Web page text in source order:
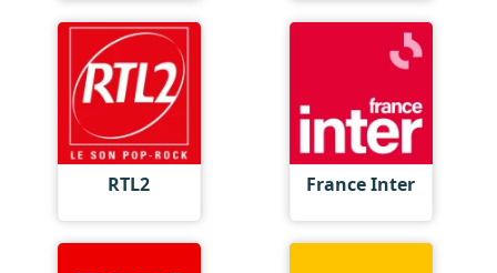
RTL2 France Inter